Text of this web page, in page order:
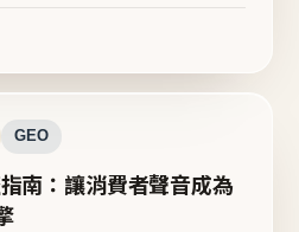
GEO
南：讓消費者聲音成為